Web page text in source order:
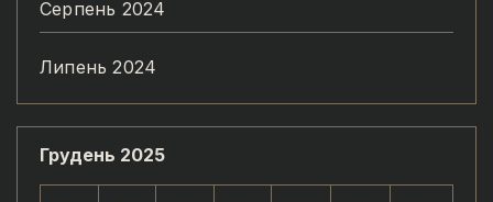
Серпень 2024
Липень 2024
Грудень 2025